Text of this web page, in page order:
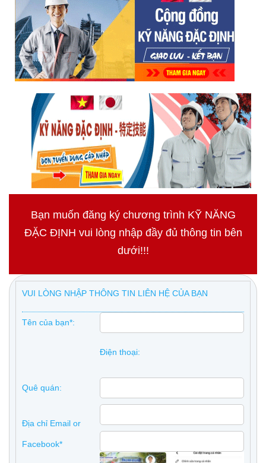
Bạn muốn đăng ký chương trình KỸ NĂNG
ĐẶC ĐỊNH vui lòng nhập đầy đủ thông tin bên
dưới!!!
VUI LÒNG NHẬP THÔNG TIN LIÊN HỆ CỦA BẠN
Tên của bạn*:
Điện thoại:
Quê quán:
Địa chỉ Email or
Facebook*